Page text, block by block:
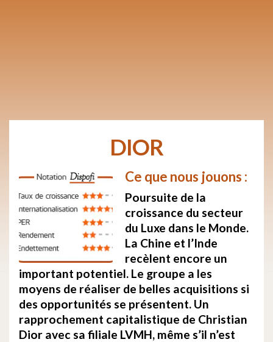
DIOR
Ce que nous jouons :
Poursuite de la
croissance du secteur
du Luxe dans le Monde.
La Chine et l’Inde
recèlent encore un
important potentiel. Le groupe a les
moyens de réaliser de belles acquisitions si
des opportunités se présentent. Un
rapprochement capitalistique de Christian
Dior avec sa filiale LVMH, même s’il n’est